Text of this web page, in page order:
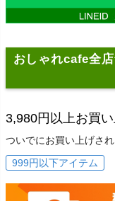
おしゃれcafe全
3,980円以上お買
ついでにお買い上げさ
999円以下アイテム